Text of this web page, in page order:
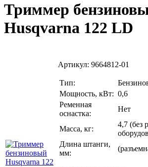
Триммер
Husqvarna 122 LD
Артикул: 9664812-01
Тип:
Мощность, кВт: 0,6
Ременная
оснастка:
Нет
Масса, кг:
4,7 (без
Длина штанги,
мм: